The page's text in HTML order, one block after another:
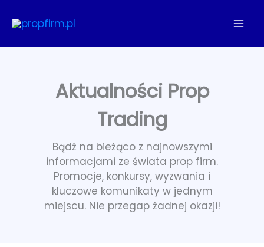
do
Aktualności Prop
Trading
Bądź na bieżąco z najnowszymi
informacjami ze świata prop firm.
Promocje, konkursy, wyzwania i
kluczowe komunikaty w jednym
miejscu. Nie przegap żadnej okazji!